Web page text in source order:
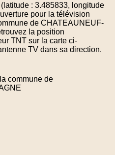
: 3.485833, longitude
pour la télévision
de CHATEAUNEUF-
la position
TNT sur la carte ci-
TV dans sa direction.
commune de